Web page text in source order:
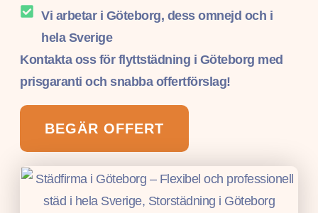
Vi arbetar i Göteborg, dess omnejd och i
hela Sverige
Kontakta oss för flyttstädning i Göteborg med
prisgaranti och snabba offertförslag!
BEGÄR OFFERT